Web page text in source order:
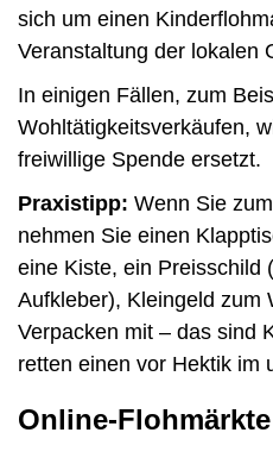
sich um einen
Veranstaltung der lokalen
In einigen Fällen, zum
Wohltätigkeitsverkäufen,
freiwillige Spende ersetzt.
Praxistipp: Wenn Sie
nehmen Sie einen
eine Kiste, ein Preisschild
Aufkleber), Kleingeld zum
Verpacken mit – das sind
retten einen vor Hektik im
Online-